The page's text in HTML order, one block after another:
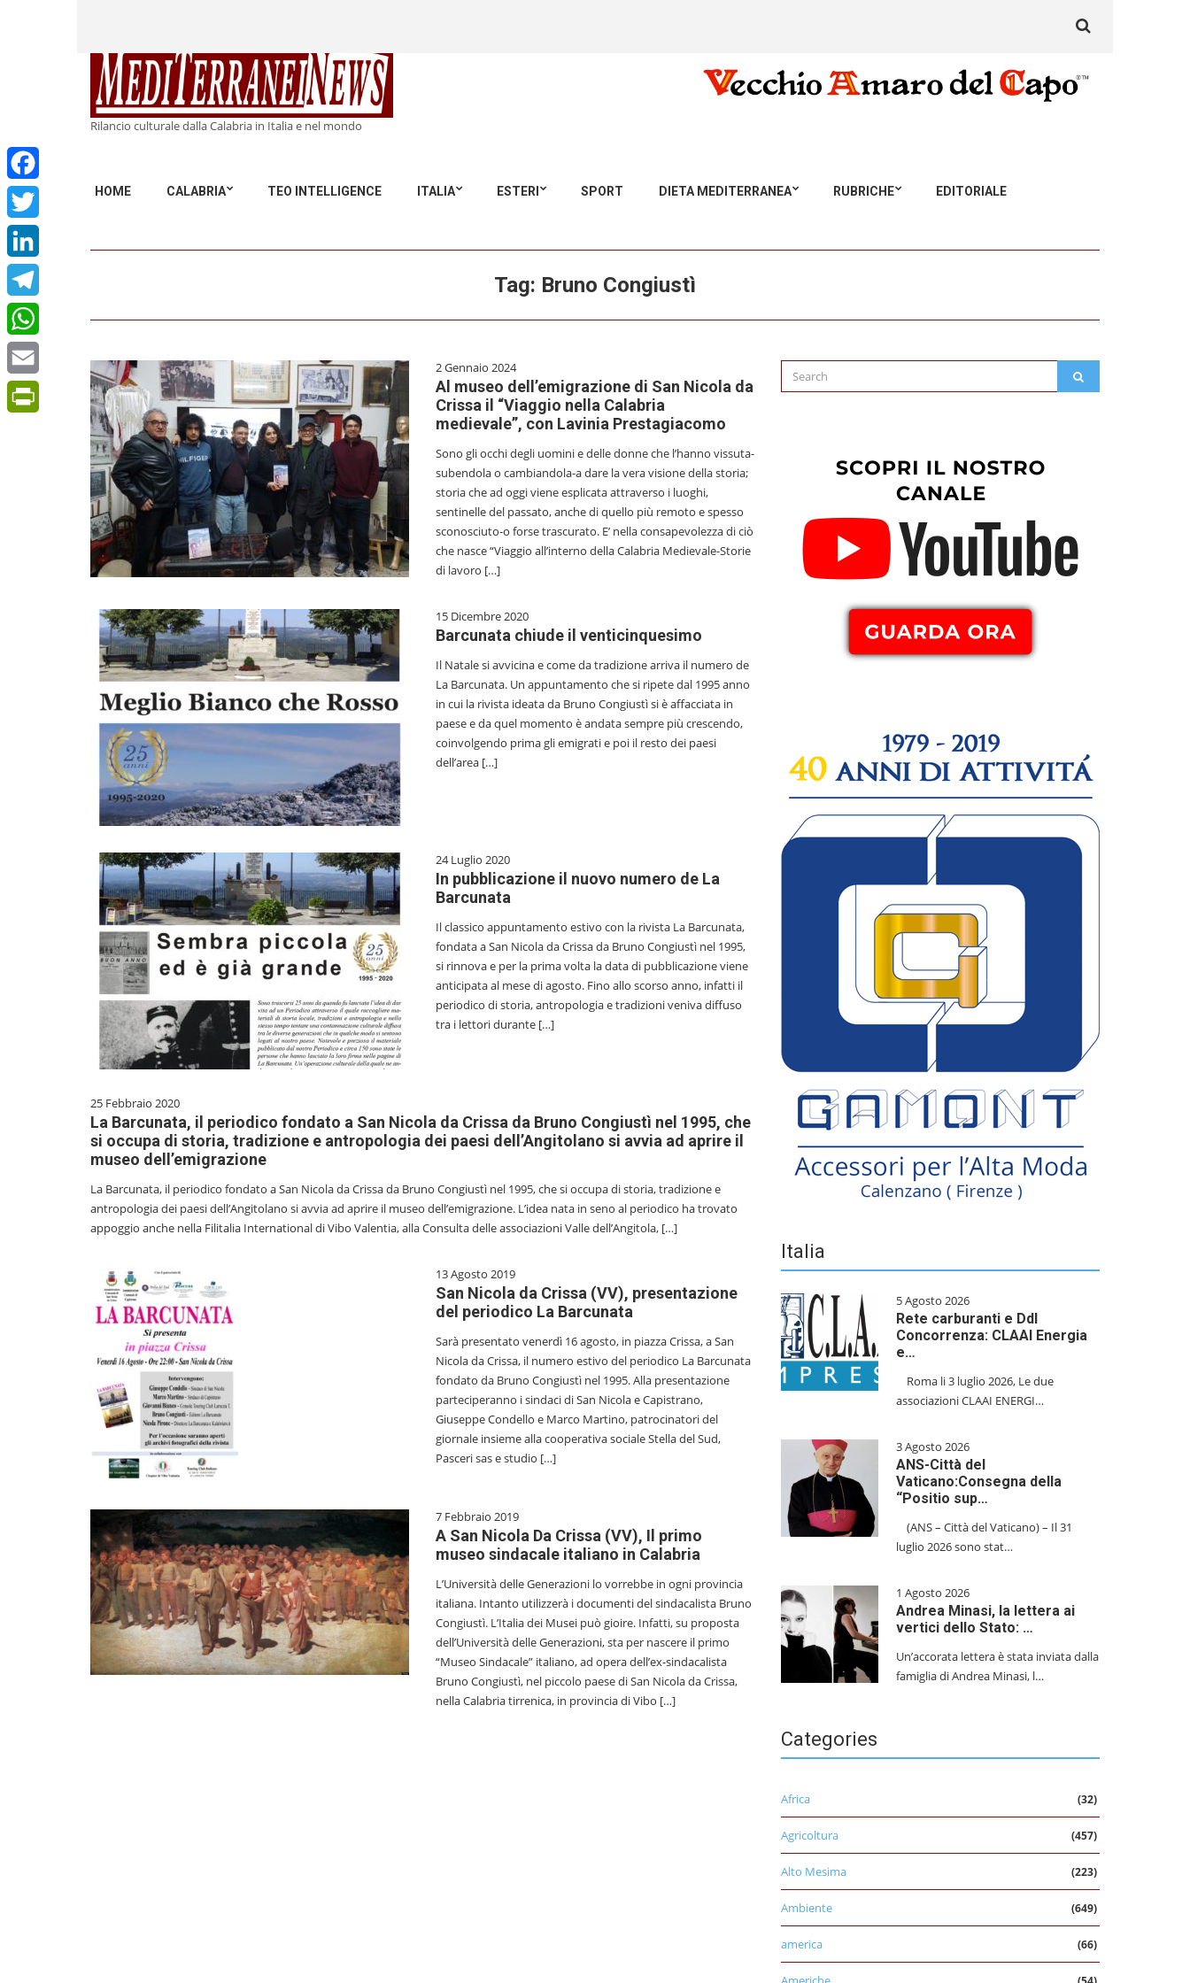
Rilancio culturale dalla Calabria in Italia e nel mondo
HOME CALABRIA TEO INTELLIGENCE ITALIA ESTERI SPORT DIETA MEDITERRANEA RUBRICHE EDITORIALE
for:
Facebook
Twitter
LinkedIn
Telegram
WhatsApp
Email
Tag: Bruno Congiustì
2 Gennaio 2024
Al museo dell’emigrazione di San Nicola da
Crissa il “Viaggio nella Calabria
medievale”, con Lavinia Prestagiacomo
Sono gli occhi degli uomini e delle donne che l’hanno vissuta-
subendola o cambiandola-a dare la vera visione della storia;
storia che ad oggi viene esplicata attraverso i luoghi,
sentinelle del passato, anche di quello più remoto e spesso
sconosciuto-o forse trascurato. E’ nella consapevolezza di ciò
che nasce “Viaggio all’interno della Calabria Medievale-Storie
di lavoro […]
15 Dicembre 2020
Barcunata chiude il venticinquesimo
Il Natale si avvicina e come da tradizione arriva il numero de
La Barcunata. Un appuntamento che si ripete dal 1995 anno
in cui la rivista ideata da Bruno Congiustì si è affacciata in
paese e da quel momento è andata sempre più crescendo,
coinvolgendo prima gli emigrati e poi il resto dei paesi
dell’area […]
24 Luglio 2020
In pubblicazione il nuovo numero de La
Barcunata
Il classico appuntamento estivo con la rivista La Barcunata,
fondata a San Nicola da Crissa da Bruno Congiustì nel 1995,
si rinnova e per la prima volta la data di pubblicazione viene
anticipata al mese di agosto. Fino allo scorso anno, infatti il
periodico di storia, antropologia e tradizioni veniva diffuso
tra i lettori durante […]
25 Febbraio 2020
La Barcunata, il periodico fondato a San Nicola da Crissa da Bruno Congiustì nel 1995, che
si occupa di storia, tradizione e antropologia dei paesi dell’Angitolano si avvia ad aprire il
museo dell’emigrazione
La Barcunata, il periodico fondato a San Nicola da Crissa da Bruno Congiustì nel 1995, che si occupa di storia, tradizione e
antropologia dei paesi dell’Angitolano si avvia ad aprire il museo dell’emigrazione. L’idea nata in seno al periodico ha trovato
appoggio anche nella Filitalia International di Vibo Valentia, alla Consulta delle associazioni Valle dell’Angitola, […]
13 Agosto 2019
San Nicola da Crissa (VV), presentazione
del periodico La Barcunata
Sarà presentato venerdì 16 agosto, in piazza Crissa, a San
Nicola da Crissa, il numero estivo del periodico La Barcunata
fondato da Bruno Congiustì nel 1995. Alla presentazione
parteciperanno i sindaci di San Nicola e Capistrano,
Giuseppe Condello e Marco Martino, patrocinatori del
giornale insieme alla cooperativa sociale Stella del Sud,
Pasceri sas e studio […]
7 Febbraio 2019
A San Nicola Da Crissa (VV), Il primo
museo sindacale italiano in Calabria
L’Università delle Generazioni lo vorrebbe in ogni provincia
italiana. Intanto utilizzerà i documenti del sindacalista Bruno
Congiustì. L’Italia dei Musei può gioire. Infatti, su proposta
dell’Università delle Generazioni, sta per nascere il primo
“Museo Sindacale” italiano, ad opera dell’ex-sindacalista
Bruno Congiustì, nel piccolo paese di San Nicola da Crissa,
nella Calabria tirrenica, in provincia di Vibo […]
Search
for:
Italia
5 Agosto 2026
Rete carburanti e Ddl
Concorrenza: CLAAI Energia
e…
​Roma li 3 luglio 2026, Le due
associazioni CLAAI ENERGI…
3 Agosto 2026
ANS-Città del
Vaticano:Consegna della
“Positio sup…
(ANS – Città del Vaticano) – Il 31
luglio 2026 sono stat…
1 Agosto 2026
Andrea Minasi, la lettera ai
vertici dello Stato: …
Un’accorata lettera è stata inviata dalla
famiglia di Andrea Minasi, l…
Categories
Africa (32)
Agricoltura (457)
Alto Mesima (223)
Ambiente (649)
america (66)